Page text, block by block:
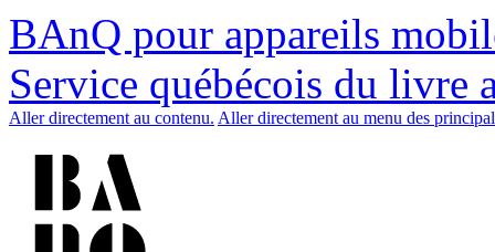
BAnQ pour appareils
Service québécois du livre
Aller directement au contenu. Aller directement au menu des